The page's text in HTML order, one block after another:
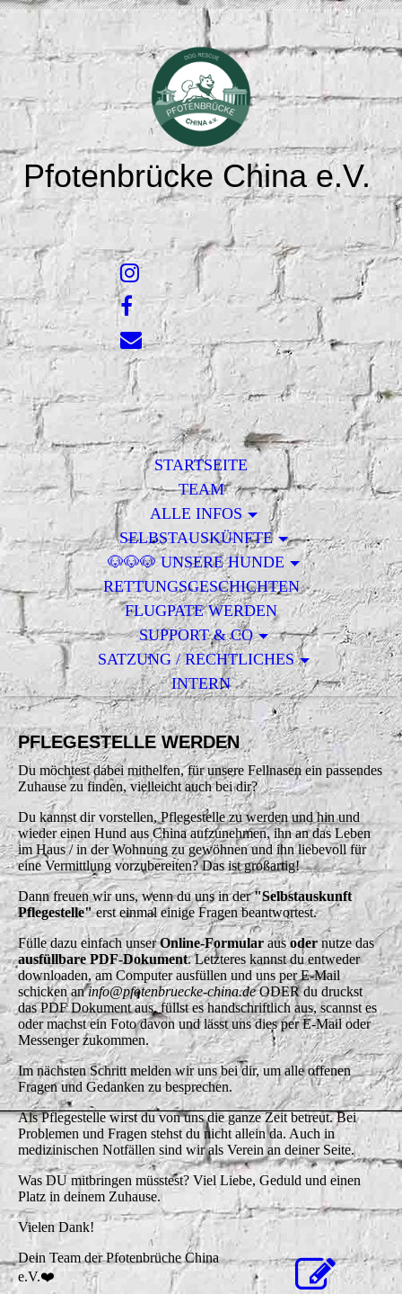
Pfotenbrücke China e.V.
STARTSEITE
TEAM
ALLE INFOS
SELBSTAUSKÜNFTE
🐶🐶🐶 UNSERE HUNDE
RETTUNGSGESCHICHTEN
FLUGPATE WERDEN
SUPPORT & CO
SATZUNG / RECHTLICHES
INTERN
PFLEGESTELLE WERDEN
Du möchtest dabei mithelfen, für unsere Fellnasen ein passendes
Zuhause zu finden, vielleicht auch bei dir?
Du kannst dir vorstellen, Pflegestelle zu werden und hin und
wieder einen Hund aus China aufzunehmen, ihn an das Leben
im Haus / in der Wohnung zu gewöhnen und ihn liebevoll für
eine Vermittlung vorzubereiten? Das ist großartig!
Dann freuen wir uns, wenn du uns in der"Selbstauskunft
Pflegestelle"erst einmal einige Fragen beantwortest.
Fülle dazu einfach unserOnline-Formular ausoder nutze das
ausfüllbare PDF-Dokument. Letzteres kannst du entweder
downloaden, am Computer ausfüllen und uns per E-Mail
schicken aninfo@pfotenbruecke-china.deODER du druckst
das PDF Dokument aus, füllst es handschriftlich aus, scannst es
oder machst ein Foto davon und lässt uns dies per E-Mail oder
Messenger zukommen.
Im nächsten Schritt melden wir uns bei dir, um alle offenen
Fragen und Gedanken zu besprechen.
Als Pflegestelle wirst du von uns die ganze Zeit betreut. Bei
Problemen und Fragen stehst du nicht allein da. Auch in
medizinischen Notfällen sind wir als Verein an deiner Seite.
Was DU mitbringen müsstest? Viel Liebe, Geduld und einen
Platz in deinem Zuhause.
Vielen Dank!
Dein Team der Pfotenbrüche China
e.V.❤️